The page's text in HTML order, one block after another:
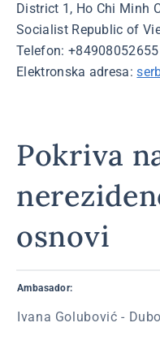
District 1, Ho Chi Minh
Socialist Republic of
Telefon: +84908052655
Elektronska adresa:
Pokriva
osnovi
Ambasador:
Ivana Golubović -